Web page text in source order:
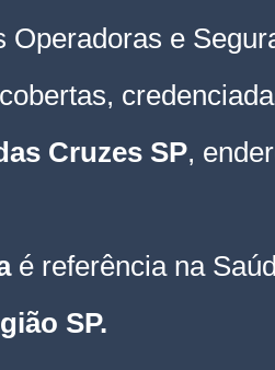
Operadoras e
Cruzes SP,
é referência na
SP.